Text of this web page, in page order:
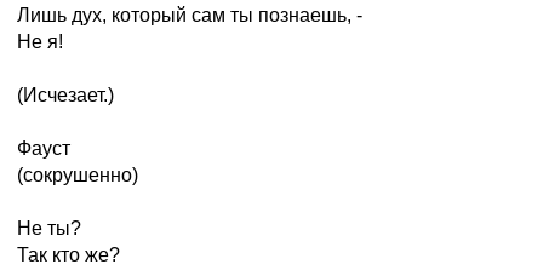
Лишь дух, который сам ты познаешь, -
Не я!
(Исчезает.)
Фауст
(сокрушенно)
Не ты?
Так кто же?